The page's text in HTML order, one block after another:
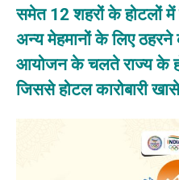
समेत 12 शहरों के होटलों में
अन्य मेहमानों के लिए ठहरने
आयोजन के चलते राज्य के
जिससे होटल कारोबारी